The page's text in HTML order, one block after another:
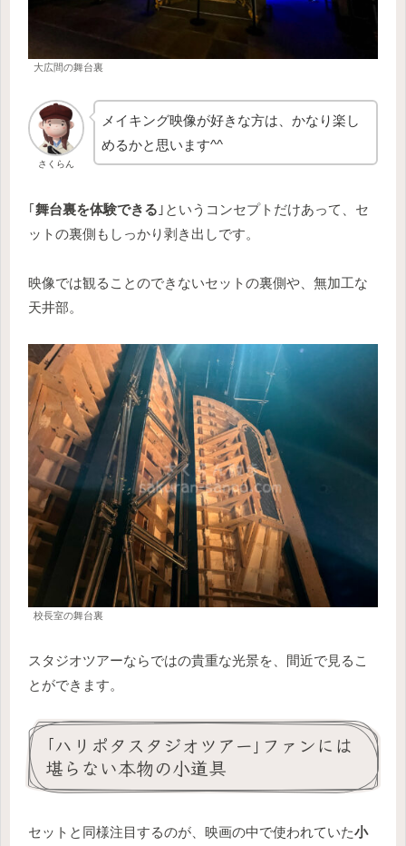
大広間の舞台裏
さくらん
メイキング映像が好きな方は、かなり楽し
めるかと思います^^
｢舞台裏を体験できる ｣というコンセプトだけあって、セ
ットの裏側もしっかり剥き出しです。
映像では観ることのできないセットの裏側や、無加工な
天井部。
校長室の舞台裏
スタジオツアーならではの貴重な光景を、間近で見るこ
とができます。
｢ハリポタスタジオツアー｣ファンには
堪らない本物の小道具
セットと同様注目するのが、映画の中で使われていた小